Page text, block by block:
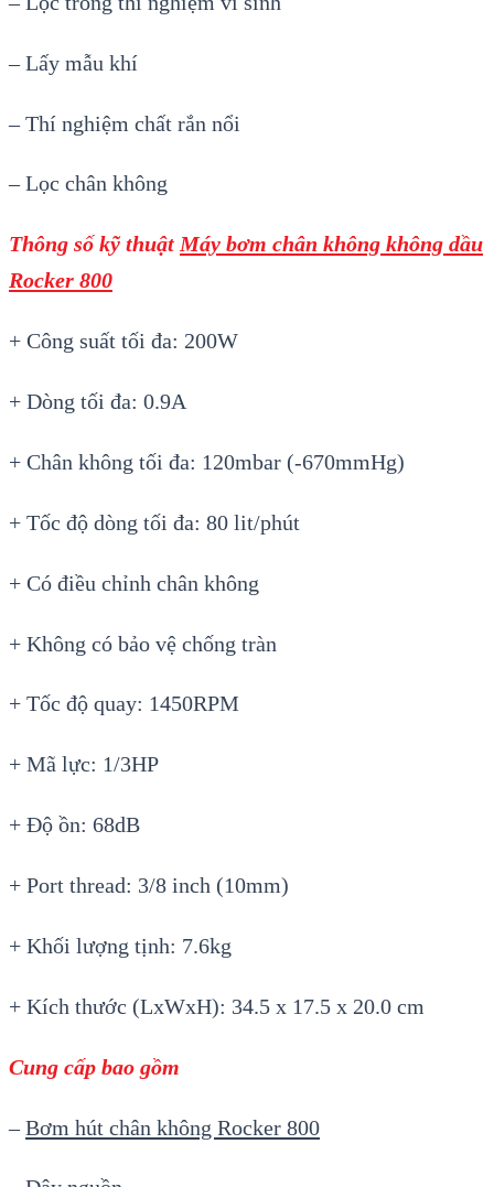
– Lấy mẫu khí
– Thí nghiệm chất rắn nổi
– Lọc chân không
Thông số kỹ thuật Máy bơm chân không không dầu
Rocker 800
+ Công suất tối đa: 200W
+ Dòng tối đa: 0.9A
+ Chân không tối đa: 120mbar (-670mmHg)
+ Tốc độ dòng tối đa: 80 lit/phút
+ Có điều chỉnh chân không
+ Không có bảo vệ chống tràn
+ Tốc độ quay: 1450RPM
+ Mã lực: 1/3HP
+ Độ ồn: 68dB
+ Port thread: 3/8 inch (10mm)
+ Khối lượng tịnh: 7.6kg
+ Kích thước (LxWxH): 34.5 x 17.5 x 20.0 cm
Cung cấp bao gồm
–Bơm hút chân không Rocker 800